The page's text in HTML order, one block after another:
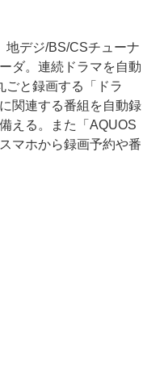
デジ/BS/CSチューナ
ダ。連続ドラマを自動
ごと録画する「ドラ
関連する番組を自動録
える。また「AQUOS
マホから録画予約や番